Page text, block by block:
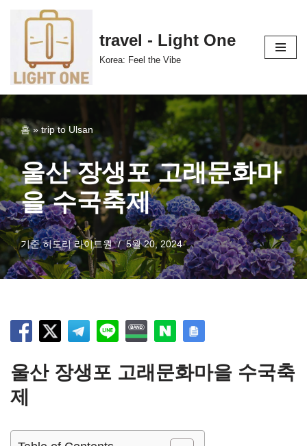
츠
로
건
너
뛰
기
travel - Light One
Korea: Feel the Vibe
홈»trip to Ulsan
울산 장생포 고래문화마
을 수국축제
기준히도리 라이트원 5월 20, 2024
울산 장생포 고래문화마을 수국축
제